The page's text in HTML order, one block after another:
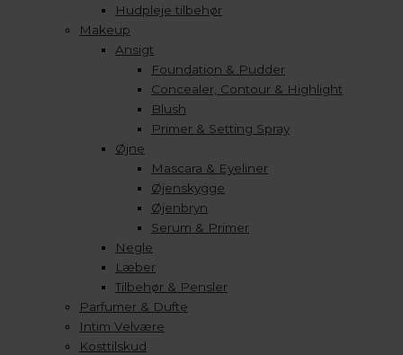
Hudpleje tilbehør
Makeup
Ansigt
Foundation & Pudder
Concealer, Contour & Highlight
Blush
Primer & Setting Spray
Øjne
Mascara & Eyeliner
Øjenskygge
Øjenbryn
Serum & Primer
Negle
Læber
Tilbehør & Pensler
Parfumer & Dufte
Intim Velvære
Kosttilskud